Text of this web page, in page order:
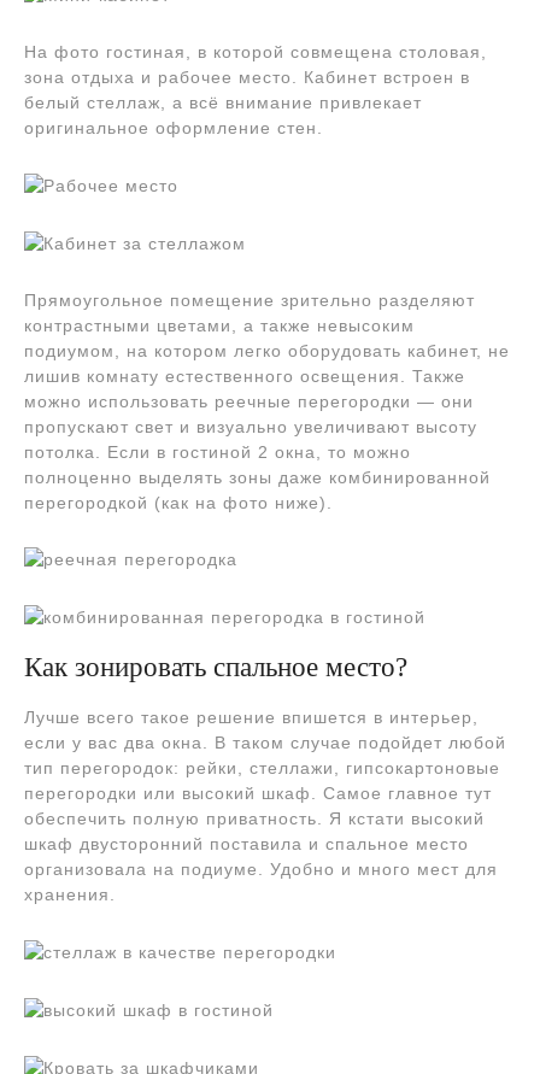
На фото гостиная, в которой совмещена столовая,
зона отдыха и рабочее место. Кабинет встроен в
белый стеллаж, а всё внимание привлекает
оригинальное оформление стен.
Прямоугольное помещение зрительно разделяют
контрастными цветами, а также невысоким
подиумом, на котором легко оборудовать кабинет, не
лишив комнату естественного освещения. Также
можно использовать реечные перегородки — они
пропускают свет и визуально увеличивают высоту
потолка. Если в гостиной 2 окна, то можно
полноценно выделять зоны даже комбинированной
перегородкой (как на фото ниже).
Как зонировать спальное место?
Лучше всего такое решение впишется в интерьер,
если у вас два окна. В таком случае подойдет любой
тип перегородок: рейки, стеллажи, гипсокартоновые
перегородки или высокий шкаф. Самое главное тут
обеспечить полную приватность. Я кстати высокий
шкаф двусторонний поставила и спальное место
организовала на подиуме. Удобно и много мест для
хранения.